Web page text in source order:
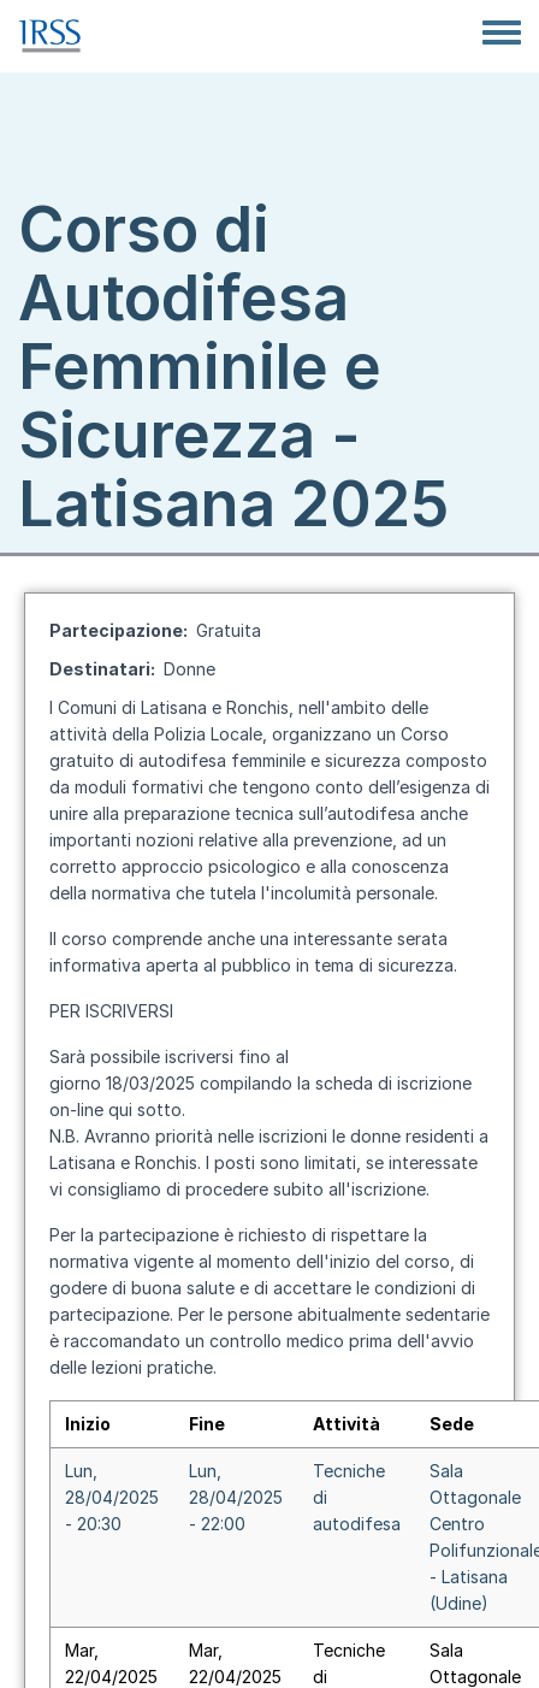
Corso di
Autodifesa
Femminile e
Sicurezza -
Latisana 2025
Partecipazione
Gratuita
Destinatari
Donne
I Comuni di Latisana e Ronchis, nell'ambito delle
attività della Polizia Locale, organizzano un Corso
gratuito di autodifesa femminile e sicurezza composto
da moduli formativi che tengono conto dell’esigenza di
unire alla preparazione tecnica sull’autodifesa anche
importanti nozioni relative alla prevenzione, ad un
corretto approccio psicologico e alla conoscenza
della normativa che tutela l'incolumità personale.
Il corso comprende anche una interessante serata
informativa aperta al pubblico in tema di sicurezza.
PER ISCRIVERSI
Sarà possibile iscriversi fino al
giorno 18/03/2025 compilando la scheda di iscrizione
on-line qui sotto.
N.B. Avranno priorità nelle iscrizioni le donne residenti a
Latisana e Ronchis. I posti sono limitati, se interessate
vi consigliamo di procedere subito all'iscrizione.
Per la partecipazione è richiesto di rispettare la
normativa vigente al momento dell'inizio del corso, di
godere di buona salute e di accettare le condizioni di
partecipazione. Per le persone abitualmente sedentarie
è raccomandato un controllo medico prima dell'avvio
delle lezioni pratiche.
Inizio Fine Attività Sede
Lun,
28/04/2025
- 20:30
Lun,
28/04/2025
- 22:00
Tecniche
di
autodifesa
Sala
Ottagonale
Centro
- Latisana
(Udine)
Mar,
22/04/2025
Mar,
22/04/2025
Tecniche
di
Sala
Ottagonale